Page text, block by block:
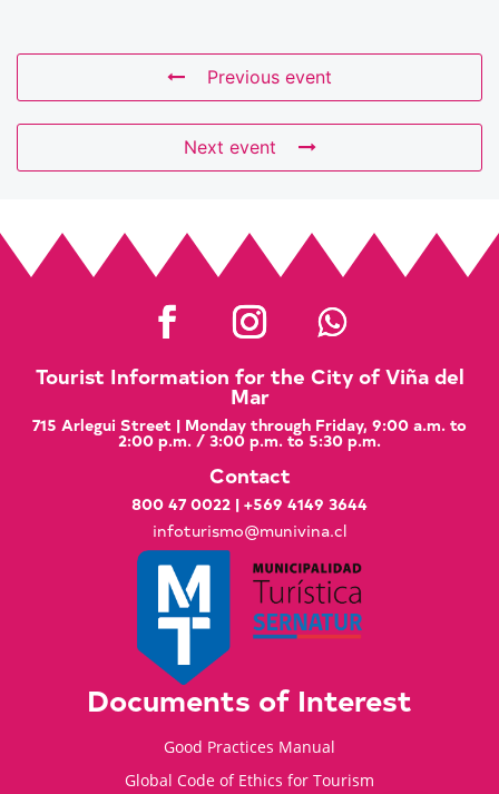
Previous event
Next event
Tourist Information for the City of Viña del
Mar
715 Arlegui Street | Monday through Friday, 9:00 a.m. to
2:00 p.m. / 3:00 p.m. to 5:30 p.m.
Contact
800 47 0022 | +569 4149 3644
infoturismo@munivina.cl
Documents of Interest
Good Practices Manual
Global Code of Ethics for Tourism